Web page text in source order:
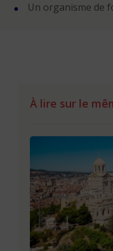
Un organisme de
À lire sur le